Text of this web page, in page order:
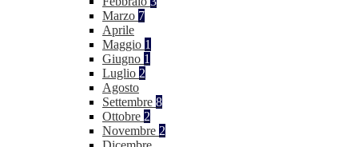
Marzo 7
Aprile
Maggio 1
Giugno 1
Luglio 2
Agosto
Settembre 8
Ottobre 2
Novembre 2